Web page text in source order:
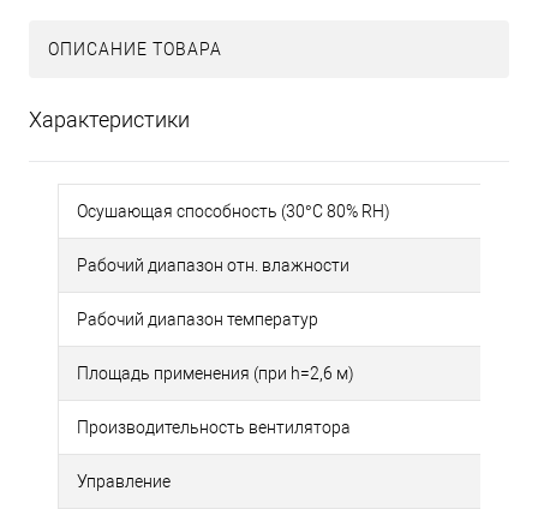
ОПИСАНИЕ ТОВАРА
Характеристики
Осушающая способность (30°С 80% RH)
Рабочий диапазон отн. влажности
Рабочий диапазон температур
Площадь применения (при h=2,6 м)
Производительность вентилятора
Управление